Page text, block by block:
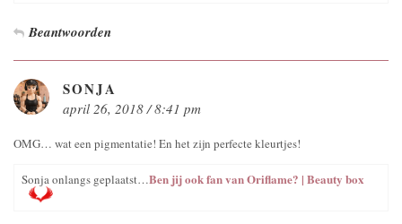
Beantwoorden
SONJA
april 26, 2018 / 8:41 pm
OMG… wat een pigmentatie! En het zijn perfecte kleurtjes!
Sonja onlangs geplaatst…Ben jij ook fan van Oriflame? | Beauty box